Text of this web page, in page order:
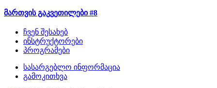
მართვის გაკვეთილები #8
ჩვენ შესახებ
ინსტრუქტორები
პროგრამები
სასარგებლო ინფორმაცია
გამოკითხვა